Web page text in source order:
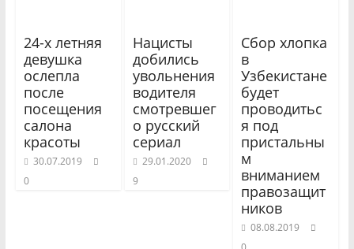
24-х летняя
девушка
ослепла
после
посещения
салона
красоты
30.07.2019
0
Нацисты
добились
увольнения
водителя
смотревшег
о русский
сериал
29.01.2020
9
Сбор хлопка
в
Узбекистане
будет
проводитьс
я под
пристальны
м
вниманием
правозащит
ников
08.08.2019